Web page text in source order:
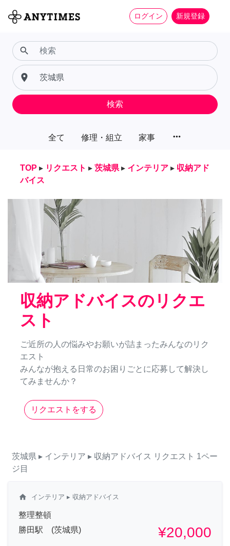
ログイン 新規登録
全て 修理・組立 家事 more_horiz
search
place
検索
TOP ▸ リクエスト ▸ 茨城県 ▸ インテリア ▸ 収納アド
バイス
収納アドバイスのリクエ
スト
ご近所の人の悩みやお願いが詰まったみんなのリク
エスト
みんなが抱える日常のお困りごとに応募して解決し
てみませんか？
リクエストをする
茨城県 ▸ インテリア ▸ 収納アドバイス リクエスト 1ペー
ジ目
home インテリア ▸ 収納アドバイス
整理整頓
勝田駅 (茨城県)
¥20,000